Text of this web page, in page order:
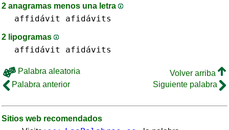
2 anagramas menos una letra
affidávit afidávits
2 lipogramas
affidávit afidávits
Palabra aleatoria
Volver arriba
Palabra anterior
Siguiente palabra
Sitios web recomendados